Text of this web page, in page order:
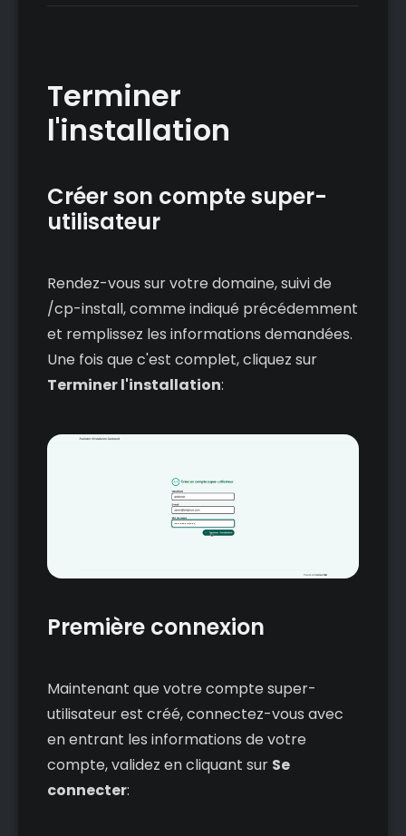
Terminer
l'installation
Créer son compte super-
utilisateur
Rendez-vous sur votre domaine, suivi de
/cp-install, comme indiqué précédemment
et remplissez les informations demandées.
Une fois que c'est complet, cliquez sur
Terminer l'installation:
Première connexion
Maintenant que votre compte super-
utilisateur est créé, connectez-vous avec
en entrant les informations de votre
compte, validez en cliquant sur Se
connecter: